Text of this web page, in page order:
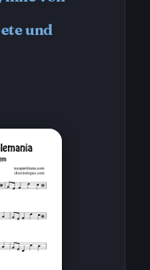
und